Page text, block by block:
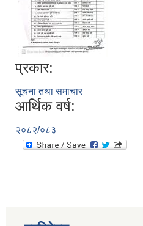
प्रकार:
सूचना तथा समाचार
आर्थिक वर्ष:
२०८२/०८३